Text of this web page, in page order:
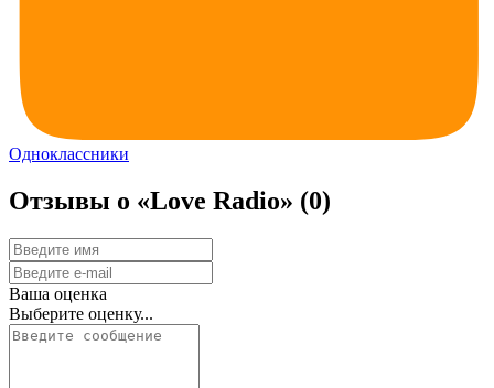
Одноклассники
Отзывы о «Love Radio» (0)
Ваша оценка
Выберите оценку...